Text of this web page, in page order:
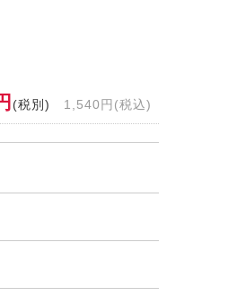
(税別) 1,540円(税込)